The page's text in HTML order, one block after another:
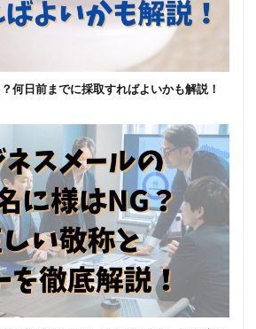
何日前までに採取すればよいかも解説！